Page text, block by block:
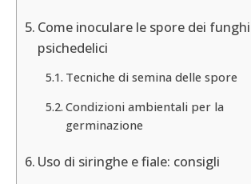
Come inoculare le spore dei funghi
psichedelici
Tecniche di semina delle spore
Condizioni ambientali per la
germinazione
Uso di siringhe e fiale: consigli